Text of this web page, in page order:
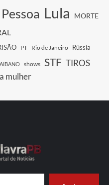
Lula MORTE
PT Rio de Janeiro Rússia
shows STF TIROS
mulher